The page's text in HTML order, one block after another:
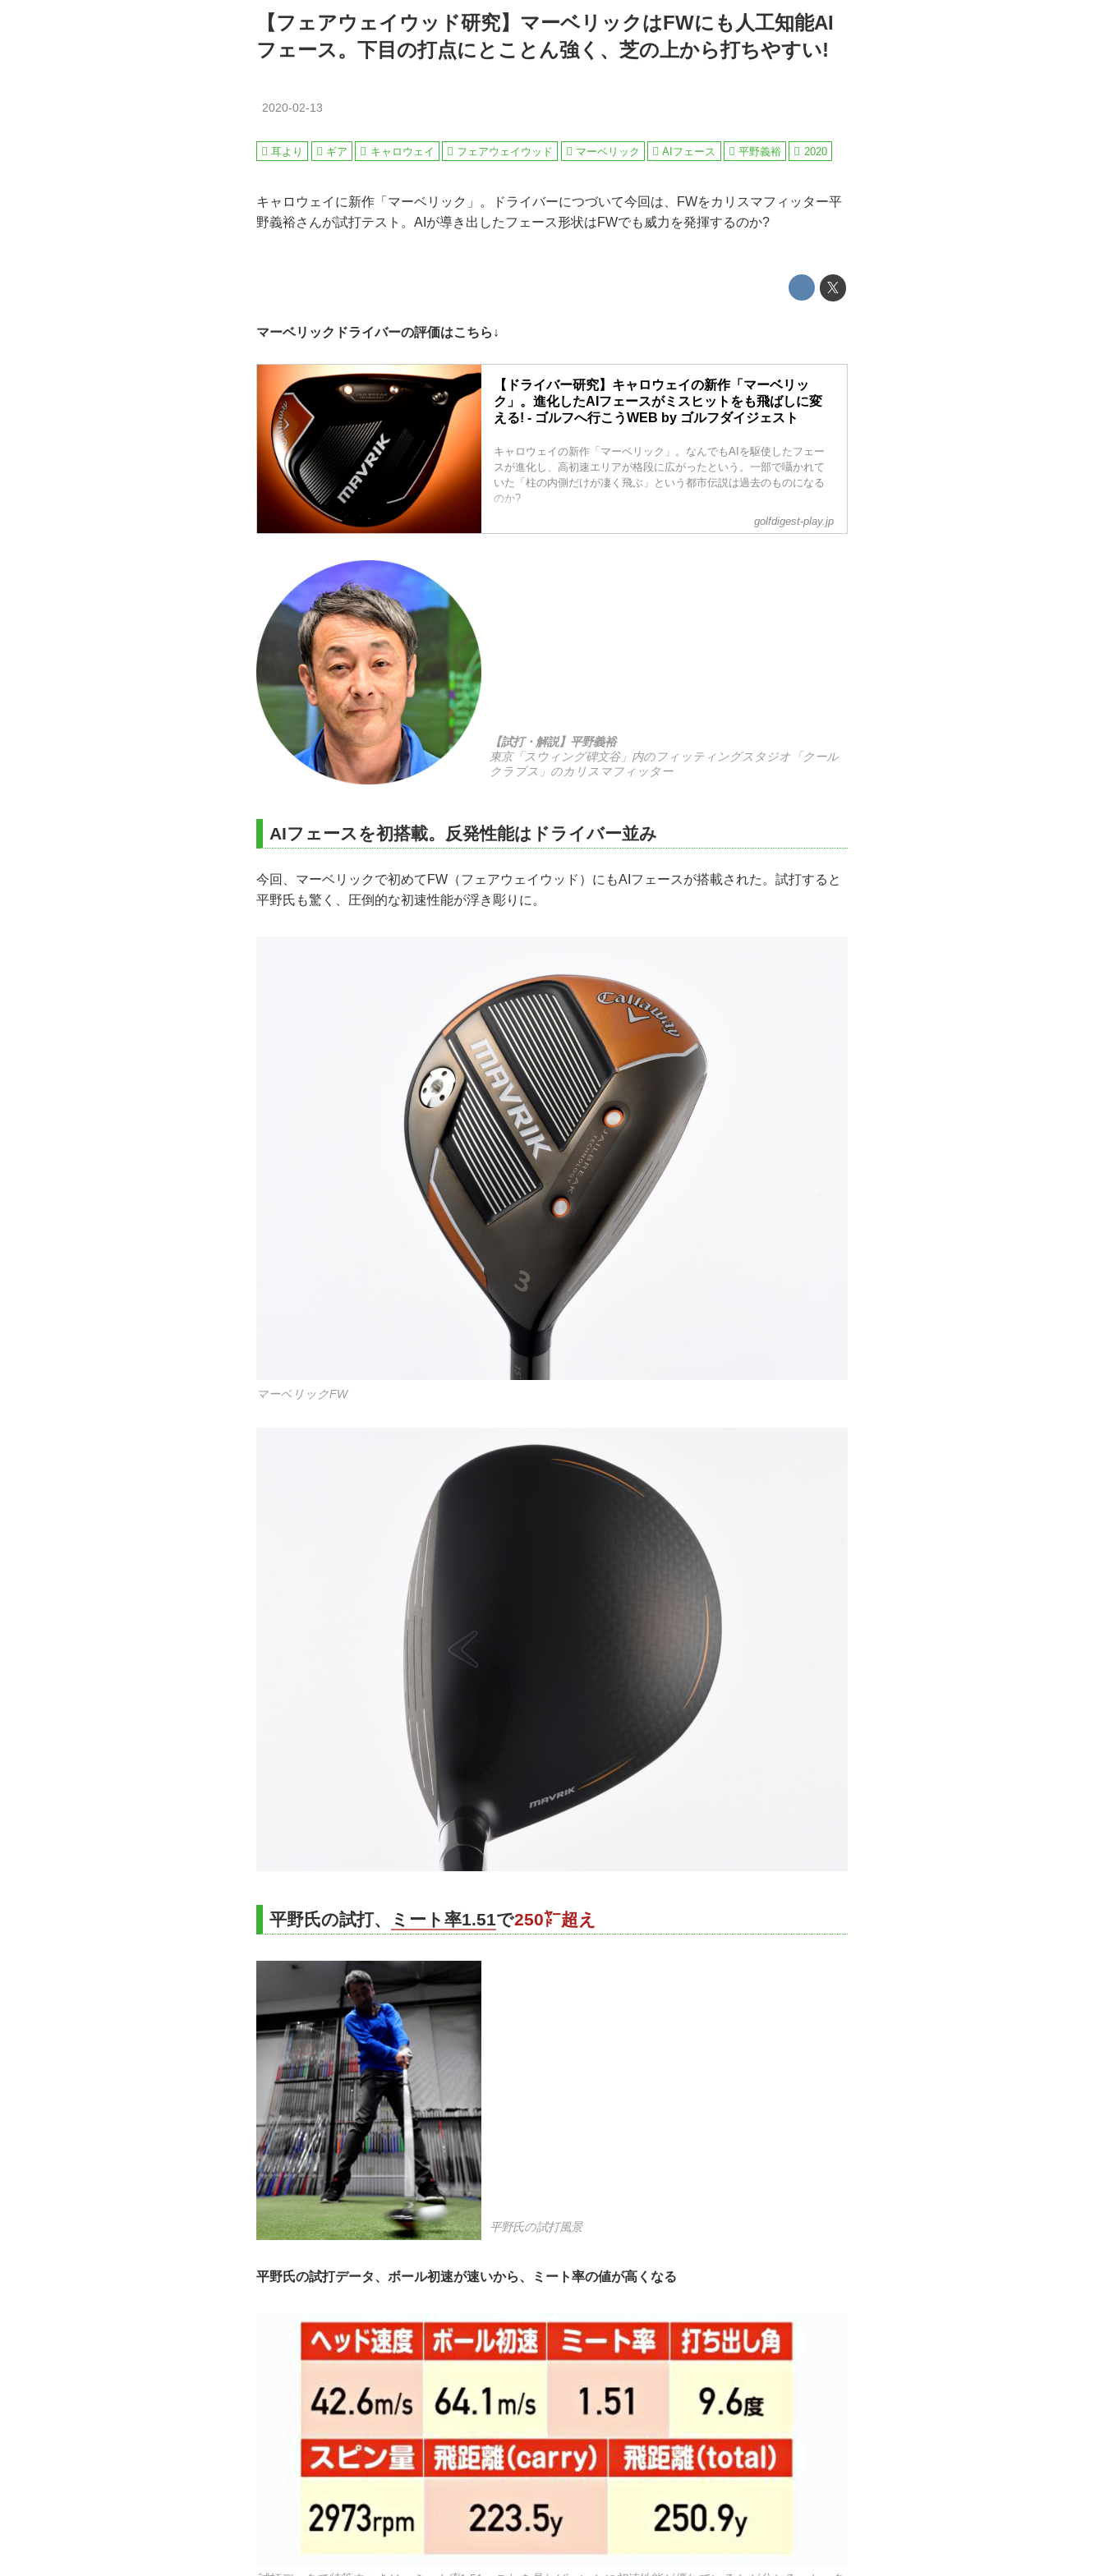
【フェアウェイウッド研究】マーベリックはFWにも人工知能AI
フェース。下目の打点にとことん強く、芝の上から打ちやすい!
2020-02-13
耳より ギア キャロウェイ フェアウェイウッド マーベリック AIフェース 平野義裕 2020
キャロウェイに新作「マーベリック」。ドライバーにつづいて今回は、FWをカリスマフィッター平
野義裕さんが試打テスト。AIが導き出したフェース形状はFWでも威力を発揮するのか?
マーベリックドライバーの評価はこちら↓
【ドライバー研究】キャロウェイの新作「マーベリッ
ク」。進化したAIフェースがミスヒットをも飛ばしに変
える! - ゴルフへ行こうWEB by ゴルフダイジェスト
キャロウェイの新作「マーベリック」。なんでもAIを駆使したフェー
スが進化し、高初速エリアが格段に広がったという。一部で囁かれて
いた「柱の内側だけが凄く飛ぶ」という都市伝説は過去のものになる
のか?
golfdigest-play.jp
【試打・解説】平野義裕
東京「スウィング碑文谷」内のフィッティングスタジオ「クール
クラブス」のカリスマフィッター
AIフェースを初搭載。反発性能はドライバー並み
今回、マーベリックで初めてFW（フェアウェイウッド）にもAIフェースが搭載された。試打すると
平野氏も驚く、圧倒的な初速性能が浮き彫りに。
マーベリックFW
平野氏の試打、 ミート率1.51で250㍎超え
平野氏の試打風景
平野氏の試打データ、ボール初速が速いから、ミート率の値が高くなる